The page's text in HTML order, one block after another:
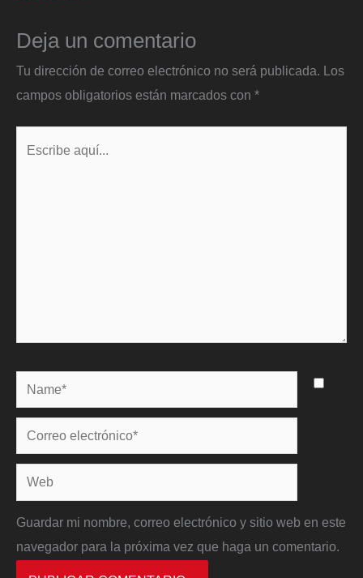
Deja un comentario
Tu dirección de correo electrónico no será publicada. Los
campos obligatorios están marcados con *
Name*
Correo
electrónico*
Web
Guardar mi nombre, correo electrónico y sitio web en este
navegador para la próxima vez que haga un comentario.